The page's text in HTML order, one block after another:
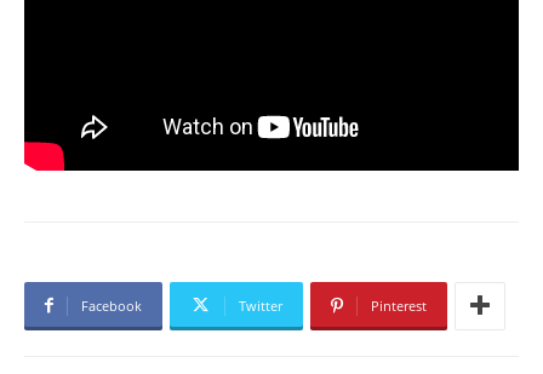
Facebook Twitter Pinterest